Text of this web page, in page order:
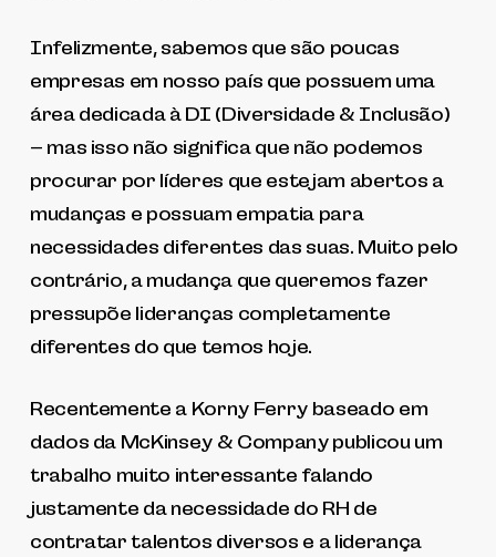
Infelizmente, sabemos que são poucas
empresas em nosso país que possuem uma
área dedicada à DI (Diversidade & Inclusão)
– mas isso não significa que não podemos
procurar por líderes que estejam abertos a
mudanças e possuam empatia para
necessidades diferentes das suas. Muito pelo
contrário, a mudança que queremos fazer
pressupõe lideranças completamente
diferentes do que temos hoje.
Recentemente a Korny Ferry baseado em
dados da McKinsey & Company publicou um
trabalho muito interessante falando
justamente da necessidade do RH de
contratar talentos diversos e a liderança